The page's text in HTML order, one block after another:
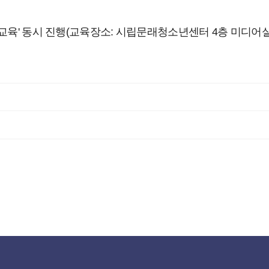
' 동시 진행(교육장소: 시립문래청소년센터 4층 미디어